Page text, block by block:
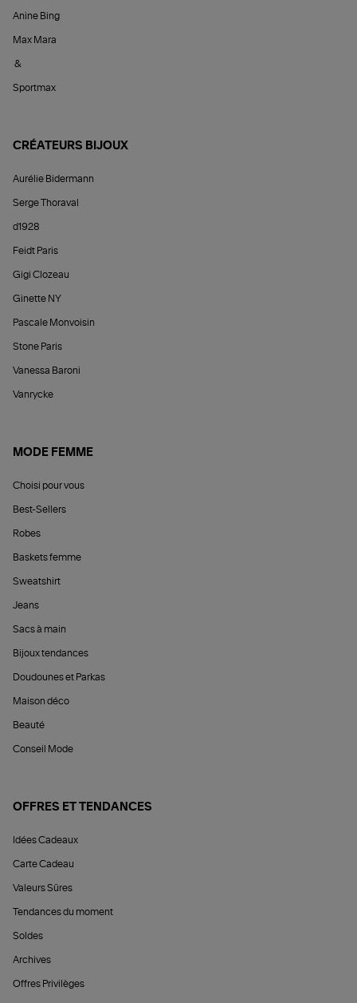
Anine Bing
Max Mara
&
Sportmax
CRÉATEURS BIJOUX
Aurélie Bidermann
Serge Thoraval
d1928
Feidt Paris
Gigi Clozeau
Ginette NY
Pascale Monvoisin
Stone Paris
Vanessa Baroni
Vanrycke
MODE FEMME
Choisi pour vous
Best-Sellers
Robes
Baskets femme
Sweatshirt
Jeans
Sacs à main
Bijoux tendances
Doudounes et Parkas
Maison déco
Beauté
Conseil Mode
OFFRES ET TENDANCES
Idées Cadeaux
Carte Cadeau
Valeurs Sûres
Tendances du moment
Soldes
Archives
Offres Privilèges